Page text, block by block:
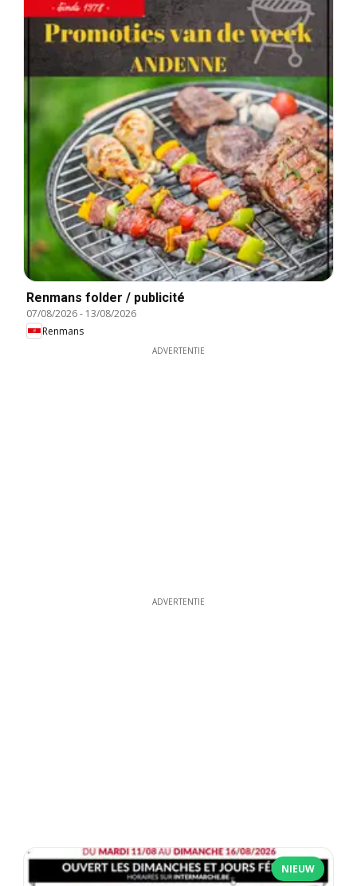
Renmans folder / publicité
07/08/2026- 13/08/2026
Renmans
ADVERTENTIE
ADVERTENTIE
NIEUW